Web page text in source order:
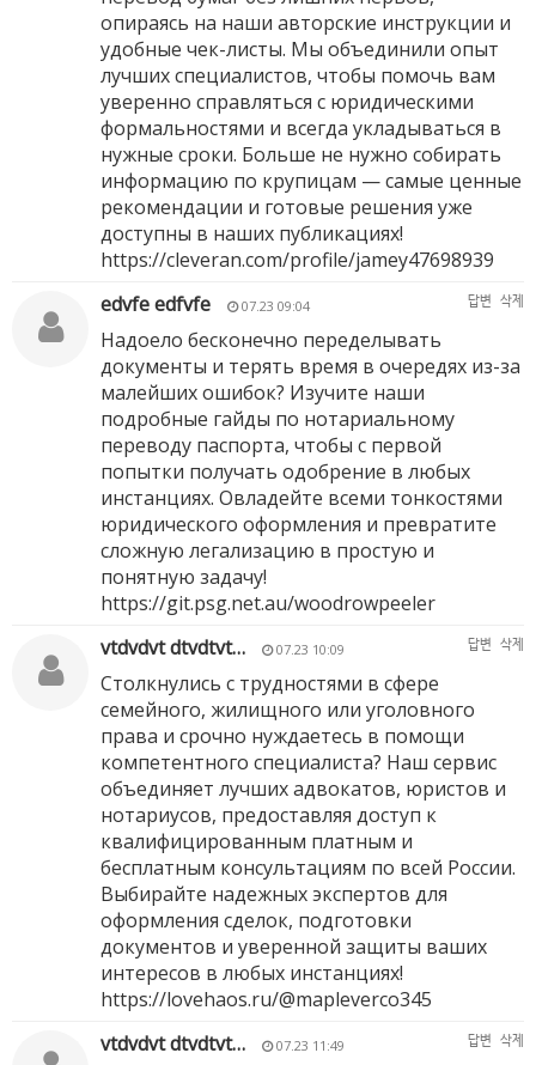
опираясь на наши авторские инструкции и
удобные чек-листы. Мы объединили опыт
лучших специалистов, чтобы помочь вам
уверенно справляться с юридическими
формальностями и всегда укладываться в
нужные сроки. Больше не нужно собирать
информацию по крупицам — самые ценные
рекомендации и готовые решения уже
доступны в наших публикациях!
https://cleveran.com/profile/jamey47698939
edvfe edfvfe
07.23 09:04 답변 삭제
Надоело бесконечно переделывать
документы и терять время в очередях из-за
малейших ошибок? Изучите наши
подробные гайды по нотариальному
переводу паспорта, чтобы с первой
попытки получать одобрение в любых
инстанциях. Овладейте всеми тонкостями
юридического оформления и превратите
сложную легализацию в простую и
понятную задачу!
https://git.psg.net.au/woodrowpeeler
vtdvdvt dtvdtvt…
07.23 10:09 답변 삭제
Столкнулись с трудностями в сфере
семейного, жилищного или уголовного
права и срочно нуждаетесь в помощи
компетентного специалиста? Наш сервис
объединяет лучших адвокатов, юристов и
нотариусов, предоставляя доступ к
квалифицированным платным и
бесплатным консультациям по всей России.
Выбирайте надежных экспертов для
оформления сделок, подготовки
документов и уверенной защиты ваших
интересов в любых инстанциях!
https://lovehaos.ru/@mapleverco345
vtdvdvt dtvdtvt…
07.23 11:49 답변 삭제